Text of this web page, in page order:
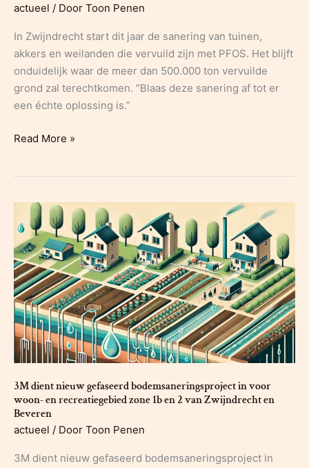
actueel / Door Toon Penen
In Zwijndrecht start dit jaar de sanering van tuinen,
akkers en weilanden die vervuild zijn met PFOS. Het blijft
onduidelijk waar de meer dan 500.000 ton vervuilde
grond zal terechtkomen. “Blaas deze sanering af tot er
een échte oplossing is.”
Onvoldoende
dus
wil
3M
vervuilde
PFOS-
grond
in
bermen
Read More »
3M dient nieuw gefaseerd bodemsaneringsproject in voor
woon- en recreatiegebied zone 1b en 2 van Zwijndrecht en
Beveren
actueel / Door Toon Penen
3M dient nieuw gefaseerd bodemsaneringsproject in